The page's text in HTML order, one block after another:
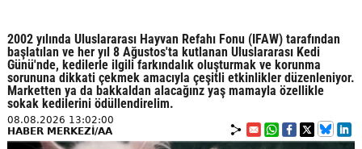
2002 yılında Uluslararası Hayvan Refahı Fonu (IFAW) tarafından
başlatılan ve her yıl 8 Ağustos'ta kutlanan Uluslararası Kedi
Günü'nde, kedilerle ilgili farkındalık oluşturmak ve korunma
sorununa dikkati çekmek amacıyla çeşitli etkinlikler düzenleniyor.
Marketten ya da bakkaldan alacağınz yaş mamayla özellikle
sokak kedilerini ödüllendirelim.
08.08.2026 13:02:00
HABER MERKEZİ/AA